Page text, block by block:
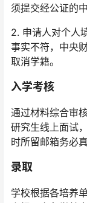
须提交经公证的
2. 申请人对个人
事实不符，中央
取消学籍。
入学考核
通过材料综合审
研究生线上面试
时所留邮箱务必
录取
学校根据各培养